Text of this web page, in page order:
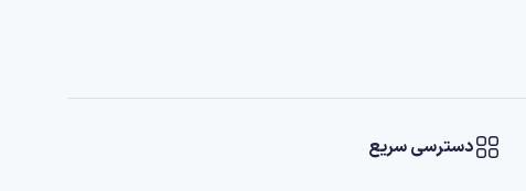
دسترسی سریع